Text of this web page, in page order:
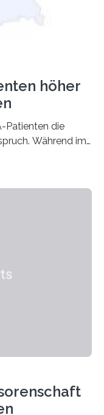
höher
Patienten die
Während im